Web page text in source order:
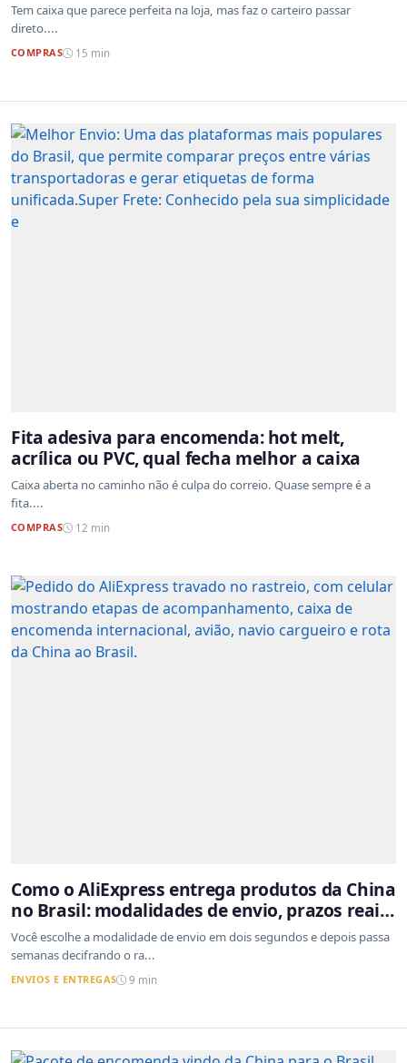
Tem caixa que parece perfeita na loja, mas faz o carteiro passar
direto....
COMPRAS 15 min
Fita adesiva para encomenda: hot melt,
acrílica ou PVC, qual fecha melhor a caixa
Caixa aberta no caminho não é culpa do correio. Quase sempre é a
fita....
COMPRAS 12 min
Como o AliExpress entrega produtos da China
no Brasil: modalidades de envio, prazos reais
e o que a Cainiao tem a ver com isso
Você escolhe a modalidade de envio em dois segundos e depois passa
semanas decifrando o ra...
ENVIOS E ENTREGAS 9 min